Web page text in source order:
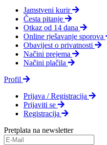
Jamstveni kurir
Česta pitanje
Otkaz od 14 dana
Online rješavanje sporova
Obavijest o privatnosti
Načini prejema
Načini plačila
Profil
Prijava / Registracija
Prijaviti se
Registracija
Pretplata na newsletter